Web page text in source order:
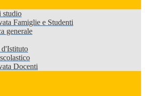
studio
Famiglie e Studenti
generale
Docenti